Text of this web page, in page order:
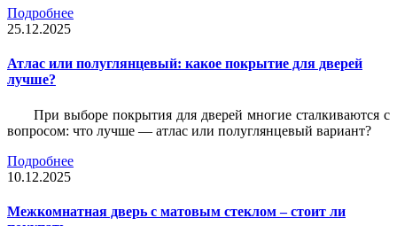
Подробнее
25.12.2025
Атлас или полуглянцевый: какое покрытие для дверей
лучше?
При выборе покрытия для дверей многие сталкиваются с
вопросом: что лучше — атлас или полуглянцевый вариант?
Подробнее
10.12.2025
Межкомнатная дверь с матовым стеклом – стоит ли